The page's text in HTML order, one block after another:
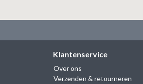
Klantenservice
Over ons
Verzenden & retourneren